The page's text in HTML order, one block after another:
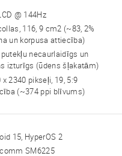
@ 144Hz
116, 9 cm2 (~83, 2%
un korpusa attiecība)
putekļu necaurlaidīgs un
izturīgs (ūdens šļakatām)
x 2340 pikseļi, 19, 5:9
(~374 ppi blīvums)
15, HyperOS 2
SM6225